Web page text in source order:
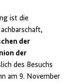
ist die
der
der
des Besuchs
am 9. November